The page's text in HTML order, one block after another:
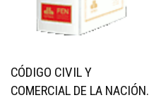
CÓDIGO CIVIL Y
COMERCIAL DE LA NACIÓN.